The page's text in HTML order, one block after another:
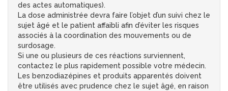
des actes automatiques).
La dose administrée devra faire l’objet d’un suivi chez le
sujet âgé et le patient affaibli afin d’éviter les risques
associés à la coordination des mouvements ou de
surdosage.
Si une ou plusieurs de ces réactions surviennent,
contactez le plus rapidement possible votre médecin.
Les benzodiazépines et produits apparentés doivent
être utilisés avec prudence chez le sujet âgé, en raison